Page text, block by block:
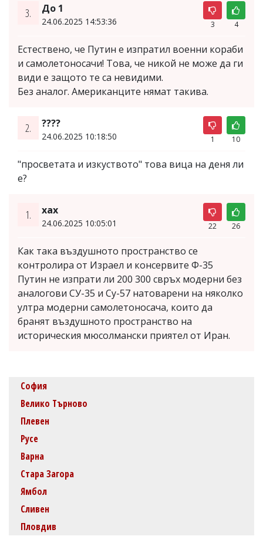
3. До 1
24.06.2025 14:53:36 3 4
Естествено, че Путин е изпратил военни кораби
и самолетоносачи! Това, че никой не може да ги
види е защото те са невидими.
Без аналог. Американците нямат такива.
2. ????
24.06.2025 10:18:50 1 10
"просветата и изкуството" това вица на деня ли
е?
1. хах
24.06.2025 10:05:01 22 26
Как така въздушното пространство се
контролира от Израел и консервите Ф-35
Путин не изпрати ли 200 300 свръх модерни без
аналогови СУ-35 и Су-57 натоварени на няколко
ултра модерни самолетоносача, които да
бранят въздушното пространство на
историческия мюсолмански приятел от Иран.
София
Велико Търново
Плевен
Русе
Варна
Стара Загора
Ямбол
Сливен
Пловдив